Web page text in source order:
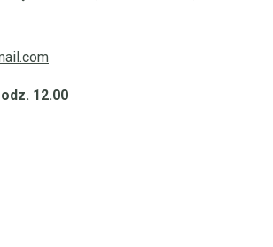
12.00